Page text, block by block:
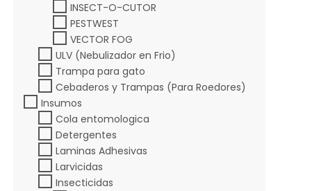
INSECT-O-CUTOR
PESTWEST
VECTOR FOG
ULV (Nebulizador en Frio)
Trampa para gato
Cebaderos y Trampas (Para Roedores)
Insumos
Cola entomologica
Detergentes
Laminas Adhesivas
Larvicidas
Insecticidas